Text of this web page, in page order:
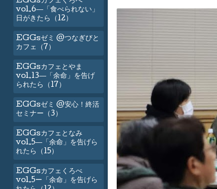
vol.6―「食べられない」
日がきたら（12）
EGGsゼミ @つなぎびと
カフェ（7）
EGGsカフェとやま
vol.13―「余命」を告げ
られたら（17）
EGGsゼミ @安心！終活
セミナー（3）
EGGsカフェとなみ
vol.5―「余命」を告げら
れたら（15）
EGGsカフェくろべ
vol.5ー「余命」を告げら